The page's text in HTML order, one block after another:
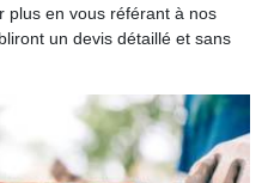
plus en vous référant à nos
un devis détaillé et sans